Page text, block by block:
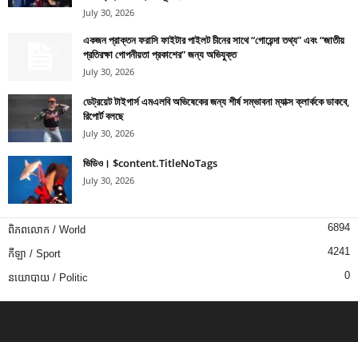
July 30, 2026
একজন প্রাক্তন ফরাসি ফাইটার পাইলট চীনের সাথে “গোয়েন্দা তথ্য” এবং “জাতীয়
প্রতিরক্ষা গোপনীয়তা প্রকাশের” জন্য অভিযুক্ত
July 30, 2026
ডেট্রয়েট টাইগার্স এমএলবি অভিষেকের জন্য শীর্ষ সম্ভাবনা ম্যাক্স ক্লার্ককে ডাকবে,
রিপোর্ট বলছে
July 30, 2026
ভিডিও। $content.TitleNoTags
July 30, 2026
ពិភពលោក / World 6894
កីឡា / Sport 4241
នយោបាយ / Politic 0